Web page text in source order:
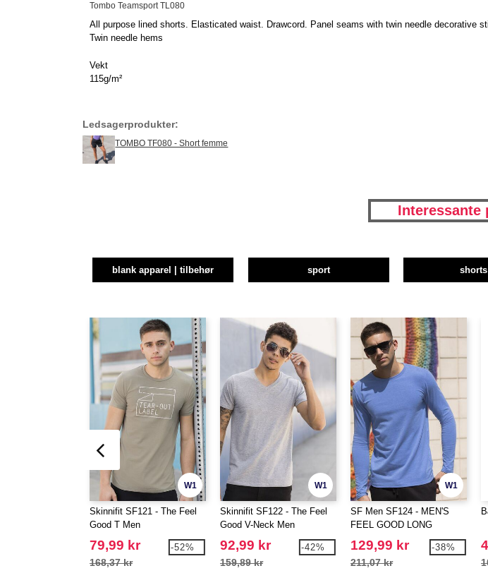
Tombo Teamsport TL080
All purpose lined shorts. Elasticated waist. Drawcord. Panel seams with twin needle
Twin needle hems
Vekt
115g/m²
Ledsagerprodukter:
TOMBO TF080 - Short femme
Interessante
blank apparel | tilbehør sport shorts
W1
Skinnifit SF121 - The Feel
Good T Men
79,99 kr
168,37 kr
-52%
W1
Skinnifit SF122 - The Feel
Good V-Neck Men
92,99 kr
159,89 kr
-42%
W1
SF Men SF124 - MEN'S
FEEL GOOD LONG
SLEEVED STRETCH T
129,99 kr
211,07 kr
-38%